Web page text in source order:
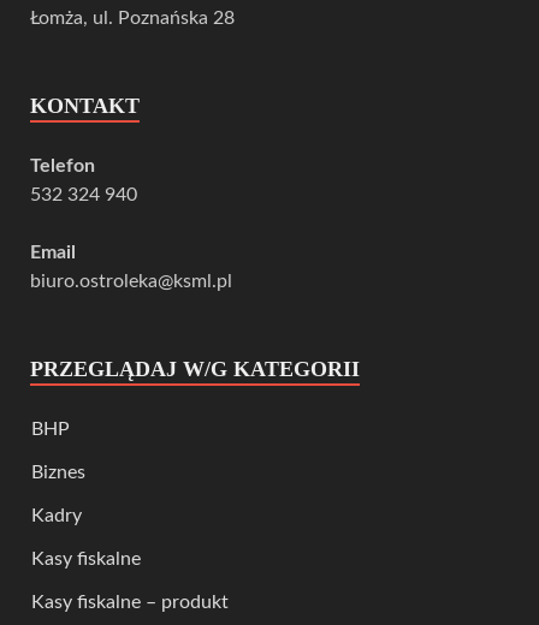
Łomża, ul. Poznańska 28
KONTAKT
Telefon
532 324 940
Email
biuro.ostroleka@ksml.pl
PRZEGLĄDAJ W/G KATEGORII
BHP
Biznes
Kadry
Kasy fiskalne
Kasy fiskalne – produkt